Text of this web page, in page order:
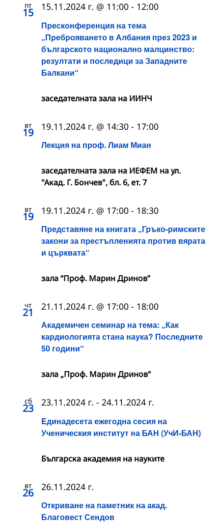
пт
15
Пресконференция на тема
„Преброяването в Албания през 2023 и
българското национално малцинство:
резултати и последици за Западните
Балкани“
15.11.2024 г. @ 11:00 - 12:00
заседателната зала на ИИНЧ
вт
19
Лекция на проф. Лиам Миан
19.11.2024 г. @ 14:30 - 17:00
заседателната зала на ИЕФЕМ на ул.
"Акад. Г. Бончев", бл. 6, ет. 7
вт
19
Представяне на книгата „Гръко-римските
закони за престъпленията против вярата
и църквата“
19.11.2024 г. @ 17:00 - 18:30
зала “Проф. Марин Дринов”
чт
21
Академичен семинар на тема: „Как
кардиологията стана наука? Последните
50 години“
21.11.2024 г. @ 17:00 - 18:00
зала „Проф. Марин Дринов“
сб
23
Eдинадесета ежегодна сесия на
Ученическия институт на БАН (УчИ-БАН)
23.11.2024 г. - 24.11.2024 г.
Българска академия на науките
вт
26
Откриване на паметник на акад.
Благовест Сендов
26.11.2024 г.